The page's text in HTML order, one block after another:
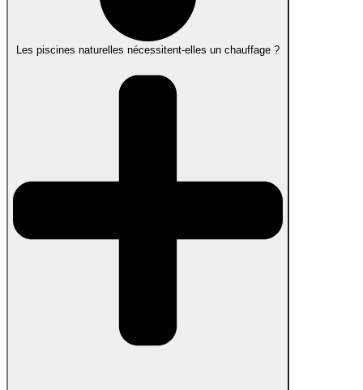
Les piscines naturelles nécessitent-elles un chauffage ?